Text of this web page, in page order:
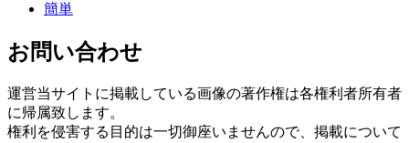
簡単
お問い合わせ
運営当サイトに掲載している画像の著作権は各権利者所有者
に帰属致します。
権利を侵害する目的は一切御座いませんので、掲載について